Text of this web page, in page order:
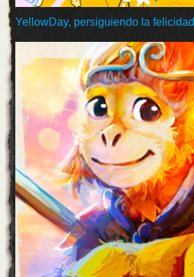
YellowDay, persiguiendo la felicidad